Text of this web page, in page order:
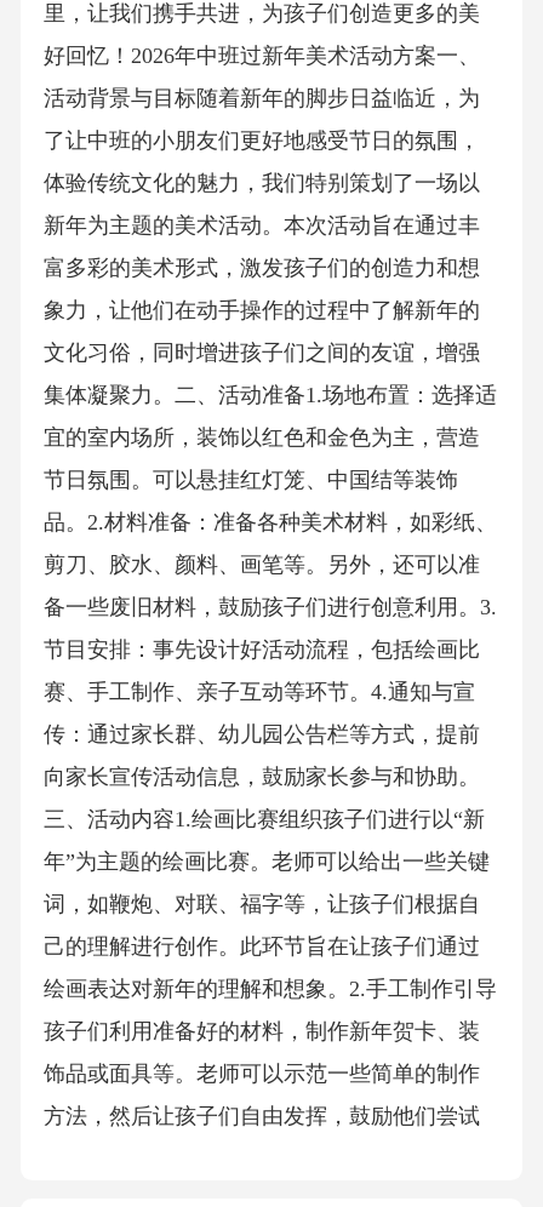
里，让我们携手共进，为孩子们创造更多的美
好回忆！2026年中班过新年美术活动方案一、
活动背景与目标随着新年的脚步日益临近，为
了让中班的小朋友们更好地感受节日的氛围，
体验传统文化的魅力，我们特别策划了一场以
新年为主题的美术活动。本次活动旨在通过丰
富多彩的美术形式，激发孩子们的创造力和想
象力，让他们在动手操作的过程中了解新年的
文化习俗，同时增进孩子们之间的友谊，增强
集体凝聚力。二、活动准备1.场地布置：选择适
宜的室内场所，装饰以红色和金色为主，营造
节日氛围。可以悬挂红灯笼、中国结等装饰
品。2.材料准备：准备各种美术材料，如彩纸、
剪刀、胶水、颜料、画笔等。另外，还可以准
备一些废旧材料，鼓励孩子们进行创意利用。3.
节目安排：事先设计好活动流程，包括绘画比
赛、手工制作、亲子互动等环节。4.通知与宣
传：通过家长群、幼儿园公告栏等方式，提前
向家长宣传活动信息，鼓励家长参与和协助。
三、活动内容1.绘画比赛组织孩子们进行以“新
年”为主题的绘画比赛。老师可以给出一些关键
词，如鞭炮、对联、福字等，让孩子们根据自
己的理解进行创作。此环节旨在让孩子们通过
绘画表达对新年的理解和想象。2.手工制作引导
孩子们利用准备好的材料，制作新年贺卡、装
饰品或面具等。老师可以示范一些简单的制作
方法，然后让孩子们自由发挥，鼓励他们尝试